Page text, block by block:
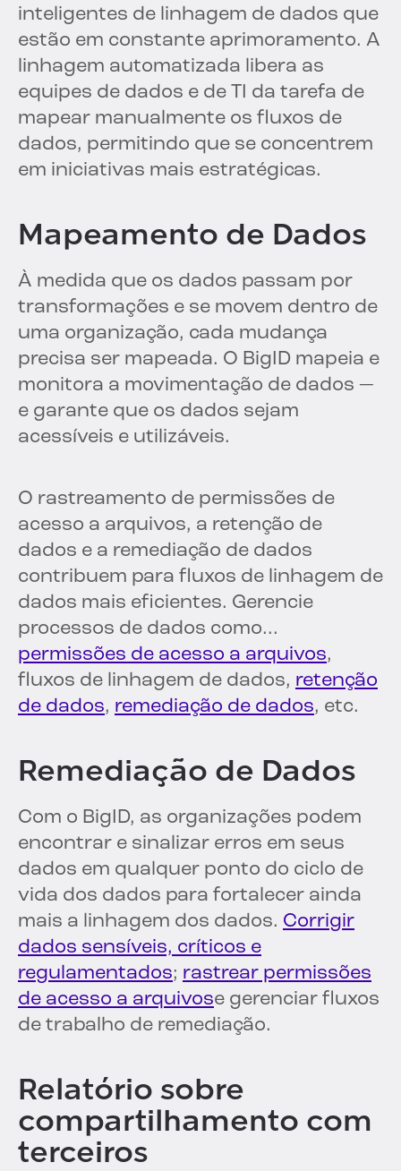
inteligentes de linhagem de dados que
estão em constante aprimoramento. A
linhagem automatizada libera as
equipes de dados e de TI da tarefa de
mapear manualmente os fluxos de
dados, permitindo que se concentrem
em iniciativas mais estratégicas.
Mapeamento de Dados
À medida que os dados passam por
transformações e se movem dentro de
uma organização, cada mudança
precisa ser mapeada. O BigID mapeia e
monitora a movimentação de dados —
e garante que os dados sejam
acessíveis e utilizáveis.
O rastreamento de permissões de
acesso a arquivos, a retenção de
dados e a remediação de dados
contribuem para fluxos de linhagem de
dados mais eficientes. Gerencie
processos de dados como...
permissões de acesso a arquivos,
fluxos de linhagem de dados, retenção
de dados, remediação de dados, etc.
Remediação de Dados
Com o BigID, as organizações podem
encontrar e sinalizar erros em seus
dados em qualquer ponto do ciclo de
vida dos dados para fortalecer ainda
mais a linhagem dos dados. Corrigir
dados sensíveis, críticos e
regulamentados; rastrear permissões
de acesso a arquivose gerenciar fluxos
de trabalho de remediação.
Relatório sobre
compartilhamento com
terceiros